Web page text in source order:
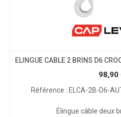
98,90
Référence : ELCA-2B-D6-
Élingue câble deux